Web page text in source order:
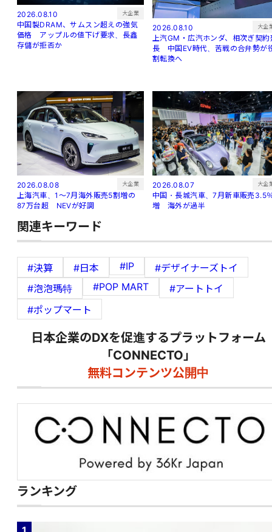
2026.08.10 大企業
中国製DRAM、サムスン超えの強気
価格 アップルの値下げ要求、長鑫
存儲が拒否か
2026.08.10 大企
上汽GM・広汽ホンダ、相次ぎ契約
長 中国EV時代、苦戦の合弁勢が
割転換へ
2026.08.08 大企業
上海汽車、1～7月海外販売5割増の
87万台超 NEVが好調
2026.08.07 大企
中国・長城汽車、7月新車販売3.5
増 海外が過半
関連キーワード
#決算 #日本 #IP
#デザイナーズトイ
#泡泡瑪特
#POP MART
#アートトイ
#ポップマート
日本企業のDXを促進するプラットフォーム
「CONNECTO」
無料コンテンツ公開中
ランキング